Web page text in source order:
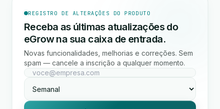
REGISTRO DE ALTERAÇÕES DO PRODUTO
Receba as últimas atualizações do
eGrow na sua caixa de entrada.
Novas funcionalidades, melhorias e correções. Sem
spam — cancele a inscrição a qualquer momento.